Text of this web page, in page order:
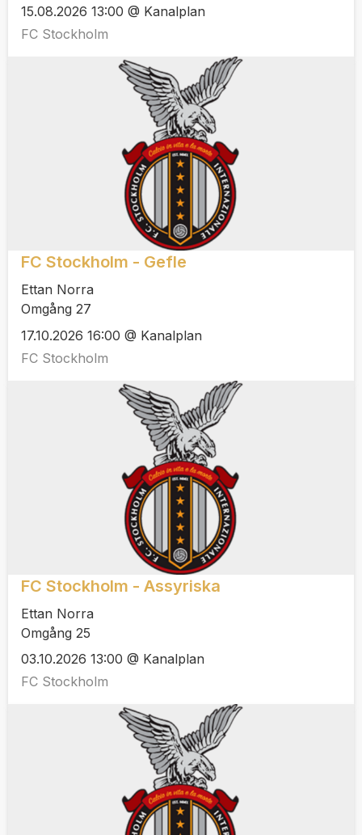
15.08.2026 13:00 @ Kanalplan
FC Stockholm
FC Stockholm - Gefle
Ettan Norra
Omgång 27
17.10.2026 16:00 @ Kanalplan
FC Stockholm
FC Stockholm - Assyriska
Ettan Norra
Omgång 25
03.10.2026 13:00 @ Kanalplan
FC Stockholm